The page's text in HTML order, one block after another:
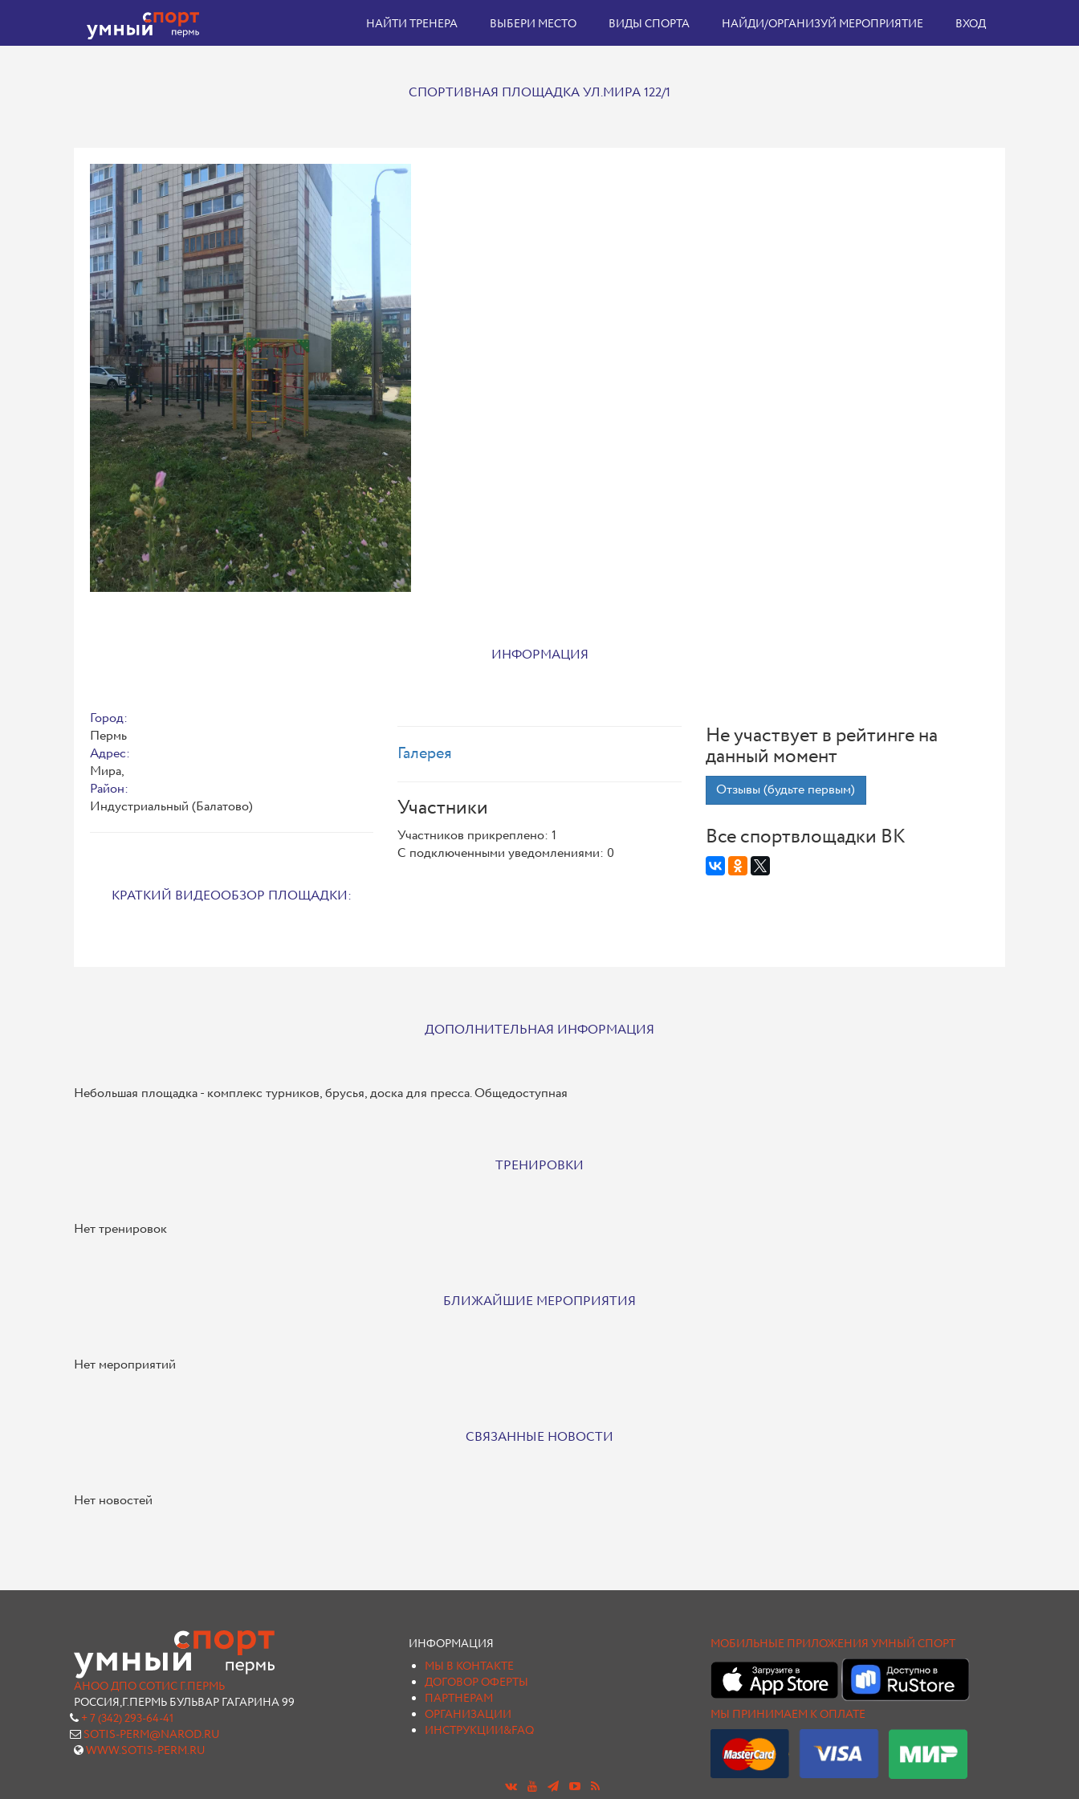
НАЙТИ ТРЕНЕРА ВЫБЕРИ МЕСТО ВИДЫ СПОРТА НАЙДИ/ОРГАНИЗУЙ МЕРОПРИЯТИЕ ВХОД
СПОРТИВНАЯ ПЛОЩАДКА УЛ.МИРА 122/1
ИНФОРМАЦИЯ
Город:
Пермь
Адрес:
Мира,
Район:
Индустриальный (Балатово)
КРАТКИЙ ВИДЕООБЗОР ПЛОЩАДКИ:
Галерея
Участники
Участников прикреплено: 1
С подключенными уведомлениями: 0
Не участвует в рейтинге на
данный момент
Отзывы (будьте первым)
Все спортвлощадки ВК
ДОПОЛНИТЕЛЬНАЯ ИНФОРМАЦИЯ
Небольшая площадка - комплекс турников, брусья, доска для пресса. Общедоступная
ТРЕНИРОВКИ
Нет тренировок
БЛИЖАЙШИЕ МЕРОПРИЯТИЯ
Нет мероприятий
СВЯЗАННЫЕ НОВОСТИ
Нет новостей
АНОО ДПО СОТИС Г.ПЕРМЬ
РОССИЯ,Г.ПЕРМЬ БУЛЬВАР ГАГАРИНА 99
+ 7 (342) 293-64-41
SOTIS-PERM@NAROD.RU
WWW.SOTIS-PERM.RU
ИНФОРМАЦИЯ
МЫ В КОНТАКТЕ
ДОГОВОР ОФЕРТЫ
ПАРТНЕРАМ
ОРГАНИЗАЦИИ
ИНСТРУКЦИИ&FAQ
МОБИЛЬНЫЕ ПРИЛОЖЕНИЯ УМНЫЙ СПОРТ
МЫ ПРИНИМАЕМ К ОПЛАТЕ